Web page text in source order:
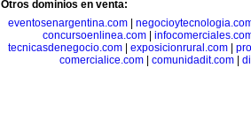
Otros dominios en venta:
eventosenargentina.com
concursoenlinea.com|
tecnicasdenegocio.com
exposicionrural.com
comercialice.com| comunidadit.com|